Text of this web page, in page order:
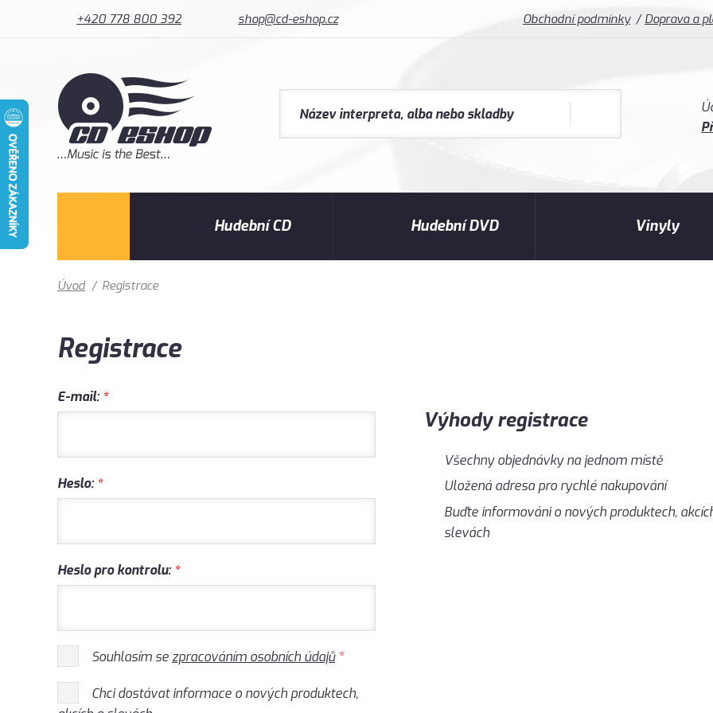
+420 778 800 392 shop@cd-eshop.cz Obchodní podmínky Doprava a
Hudební CD Hudební DVD Vinyly
Úvod / Registrace
Registrace
E-mail: *
Heslo: *
Heslo pro kontrolu: *
Souhlasím se zpracováním osobních údajů *
Chci dostávat informace o nových produktech,
Výhody registrace
Všechny objednávky na jednom místě
Uložená adresa pro rychlé nakupování
Buďte informováni o nových produktech,
slevách